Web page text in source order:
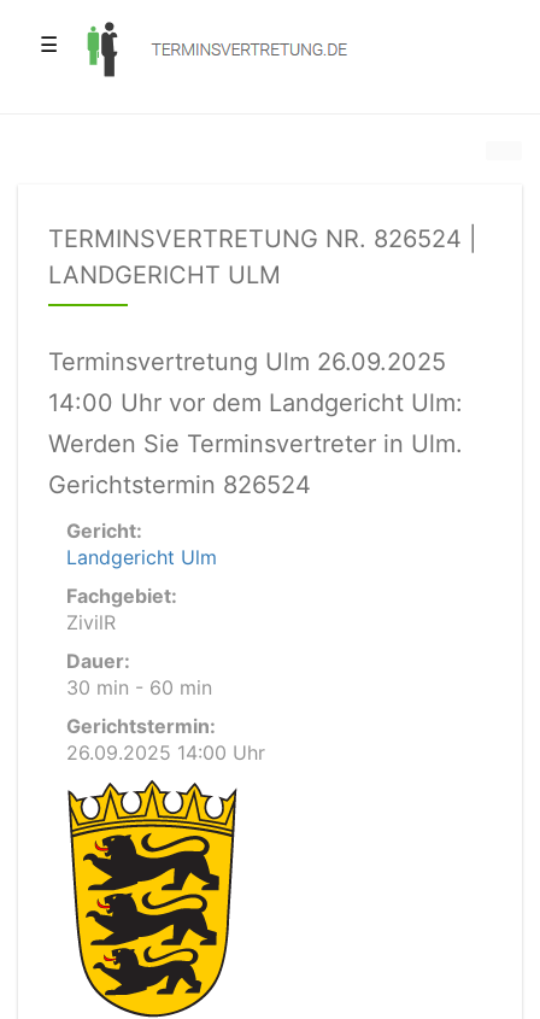
☰
TERMINSVERTRETUNG NR. 826524 |
LANDGERICHT ULM
Terminsvertretung Ulm 26.09.2025
14:00 Uhr vor dem Landgericht Ulm:
Werden Sie Terminsvertreter in Ulm.
Gerichtstermin 826524
Gericht:
Landgericht Ulm
Fachgebiet:
ZivilR
Dauer:
30 min - 60 min
Gerichtstermin:
26.09.2025 14:00 Uhr